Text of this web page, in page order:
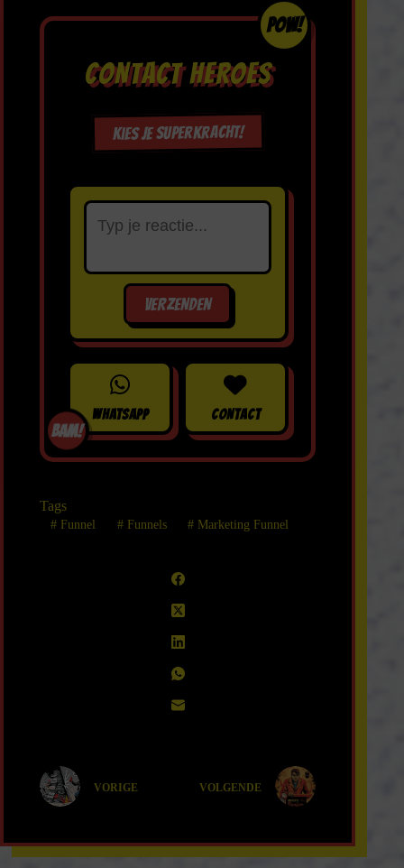
POW!
BAM!
CONTACT HEROES
Kies je superkracht!
VERZENDEN
WHATSAPP CONTACT
Tags
#Funnel #Funnels # Marketing Funnel
VORIGE VOLGENDE